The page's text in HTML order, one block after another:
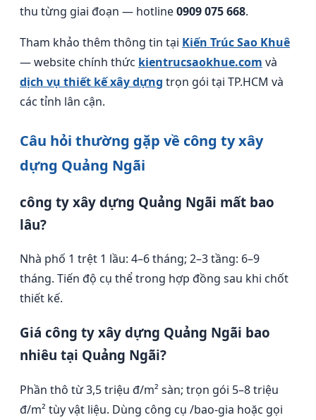
thu từng giai đoạn — hotline0909 075 668.
Tham khảo thêm thông tin tại Kiến Trúc Sao Khuê
— website chính thức kientrucsaokhue.com và
dịch vụ thiết kế xây dựng trọn gói tại TP.HCM và
các tỉnh lân cận.
Câu hỏi thường gặp về công ty xây
dựng Quảng Ngãi
công ty xây dựng Quảng Ngãi mất bao
lâu?
Nhà phố 1 trệt 1 lầu: 4–6 tháng; 2–3 tầng: 6–9
tháng. Tiến độ cụ thể trong hợp đồng sau khi chốt
thiết kế.
Giá công ty xây dựng Quảng Ngãi bao
nhiêu tại Quảng Ngãi?
Phần thô từ 3,5 triệu đ/m² sàn; trọn gói 5–8 triệu
đ/m² tùy vật liệu. Dùng công cụ /bao-gia hoặc gọi